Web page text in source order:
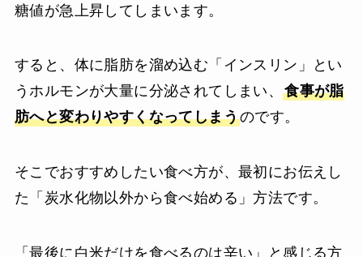
糖値が急上昇してしまいます。
すると、体に脂肪を溜め込む「インスリン」とい
うホルモンが大量に分泌されてしまい、食事が脂
肪へと変わりやすくなってしまうのです。
そこでおすすめしたい食べ方が、最初にお伝えし
た「炭水化物以外から食べ始める」方法です。
「最後に白米だけを食べるのは辛い」と感じる方